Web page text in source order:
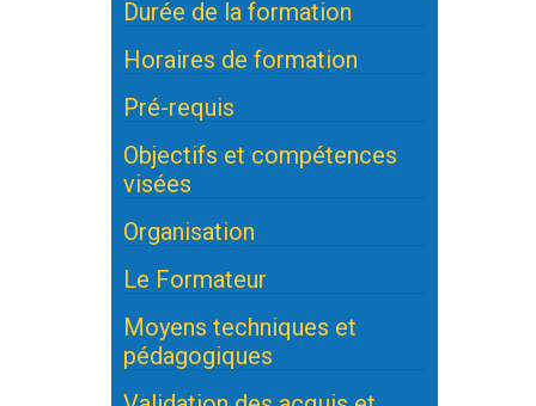
Durée de la formation
Horaires de formation
Pré-requis
Objectifs et compétences
visées
Organisation
Le Formateur
Moyens techniques et
pédagogiques